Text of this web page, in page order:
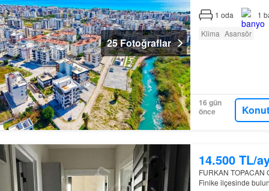
25 Fotoğraflar
MESAFEDE✔️
1 oda 1
Klima Asansör
16 gün
önce
14.500 TL/
FURKAN TOPACAN
Finike ilçesinde